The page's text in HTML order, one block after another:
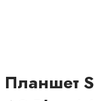
Планшет